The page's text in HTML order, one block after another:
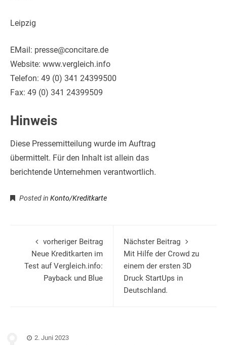
Leipzig
EMail: presse@concitare.de
Website: www.vergleich.info
Telefon: 49 (0) 341 24399500
Fax: 49 (0) 341 24399509
Hinweis
Diese Pressemitteilung wurde im Auftrag
übermittelt. Für den Inhalt ist allein das
berichtende Unternehmen verantwortlich.
Posted in Konto/Kreditkarte
vorheriger Beitrag
Neue Kreditkarten im
Test auf Vergleich.info:
Payback und Blue
Nächster Beitrag
Mit Hilfe der Crowd zu
einem der ersten 3D
Druck StartUps in
Deutschland.
2. Juni 2023